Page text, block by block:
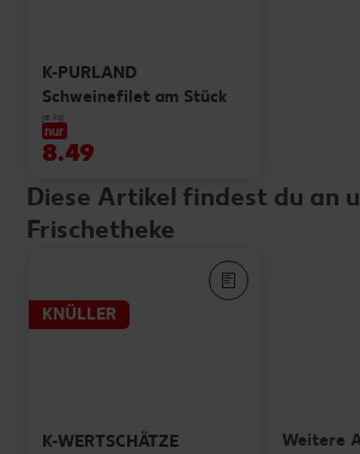
K-PURLAND
Schweinefilet am Stück
je kg
nur
8.49
Diese Artikel findest du an
Frischetheke
KNÜLLER
K-WERTSCHÄTZE
Weitere